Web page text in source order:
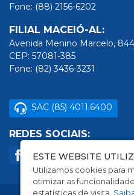
Fone: (88) 2156-6202
FILIAL MACEIÓ-AL:
Avenida Menino Marcelo,
CEP: 57081-385
Fone: (82) 3436-3231
SAC (85) 4011.6400
REDES SOCIAIS:
ESTE WEBSITE
Utilizamos cookies para
otimizar as
estatísticas de visita.